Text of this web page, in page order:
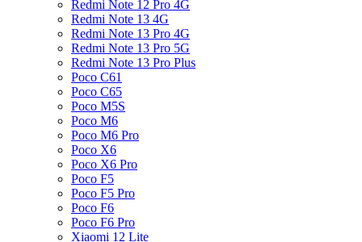
Redmi Note 12 Pro 4G
Redmi Note 13 4G
Redmi Note 13 Pro 4G
Redmi Note 13 Pro 5G
Redmi Note 13 Pro Plus
Poco C61
Poco C65
Poco M5S
Poco M6
Poco M6 Pro
Poco X6
Poco X6 Pro
Poco F5
Poco F5 Pro
Poco F6
Poco F6 Pro
Xiaomi 12 Lite